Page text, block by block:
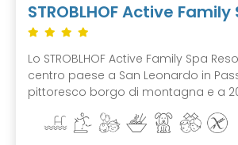
STROBLHOF Active
Lo STROBLHOF Active Family Spa
centro paese a San Leonardo in
pittoresco borgo di montagna e a